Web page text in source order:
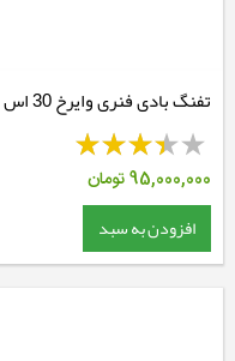
تفنگ بادی فنری وایرخ 30 اس
95,000,000تومان
افزودن به سبد